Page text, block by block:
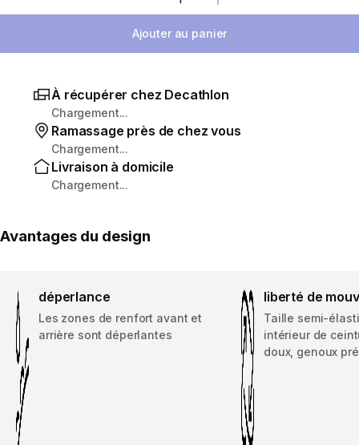
Sélectionnez la quantité
Ajouter au panier
À récupérer chez Decathlon
Chargement...
Ramassage près de chez vous
Chargement...
Livraison à domicile
Chargement...
Avantages du design
déperlance
Les zones de renfort avant et
arrière sont déperlantes
liberté de
Taille semi-
intérieur de
doux, genoux